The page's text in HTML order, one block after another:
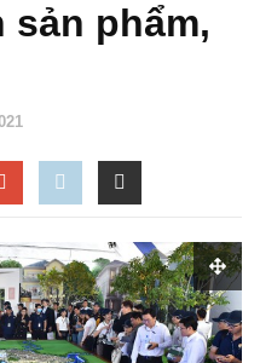
sản phẩm,